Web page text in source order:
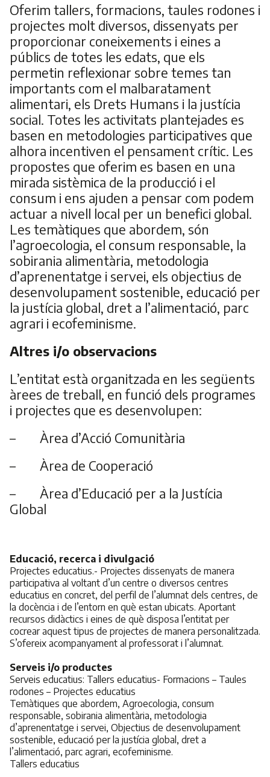
Oferim tallers, formacions, taules rodones i
projectes molt diversos, dissenyats per
proporcionar coneixements i eines a
públics de totes les edats, que els
permetin reflexionar sobre temes tan
importants com el malbaratament
alimentari, els Drets Humans i la justícia
social. Totes les activitats plantejades es
basen en metodologies participatives que
alhora incentiven el pensament crític. Les
propostes que oferim es basen en una
mirada sistèmica de la producció i el
consum i ens ajuden a pensar com podem
actuar a nivell local per un benefici global.
Les temàtiques que abordem, són
l’agroecologia, el consum responsable, la
sobirania alimentària, metodologia
d’aprenentatge i servei, els objectius de
desenvolupament sostenible, educació per
la justícia global, dret a l’alimentació, parc
agrari i ecofeminisme.
Altres i/o observacions
L’entitat està organitzada en les següents
àrees de treball, en funció dels programes
i projectes que es desenvolupen:
– Àrea d’Acció Comunitària
– Àrea de Cooperació
– Àrea d’Educació per a la Justícia
Global
Educació, recerca i divulgació
Projectes educatius.- Projectes dissenyats de manera
participativa al voltant d’un centre o diversos centres
educatius en concret, del perfil de l’alumnat dels centres, de
la docència i de l’entorn en què estan ubicats. Aportant
recursos didàctics i eines de què disposa l’entitat per
cocrear aquest tipus de projectes de manera personalitzada.
S’ofereix acompanyament al professorat i l’alumnat.
Serveis i/o productes
Serveis educatius: Tallers educatius- Formacions – Taules
rodones – Projectes educatius
Temàtiques que abordem, Agroecologia, consum
responsable, sobirania alimentària, metodologia
d’aprenentatge i servei, Objectius de desenvolupament
sostenible, educació per la justícia global, dret a
l’alimentació, parc agrari, ecofeminisme.
Tallers educatius